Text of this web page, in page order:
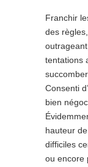
Franchir
des
tentations
Consenti
bien
hauteur
difficiles
ou encore